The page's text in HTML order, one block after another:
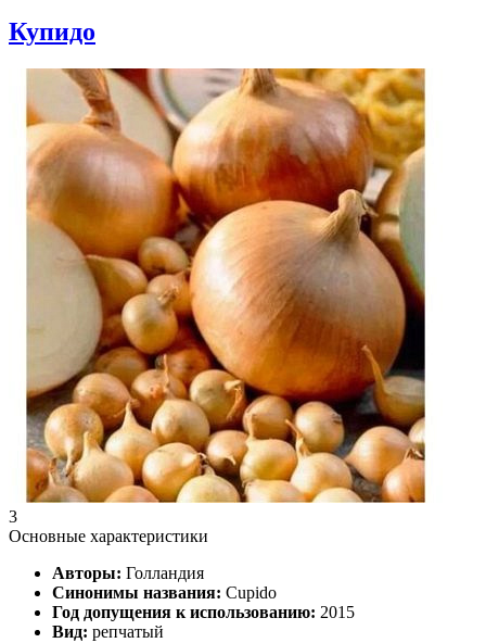
Купидо
3
Основные характеристики
Авторы: Голландия
Синонимы названия: Cupido
Год допущения к использованию: 2015
Вид: репчатый